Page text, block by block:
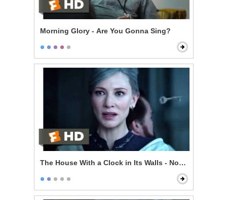
Morning Glory - Are You Gonna Sing?
The House With a Clock in Its Walls - Now I'm